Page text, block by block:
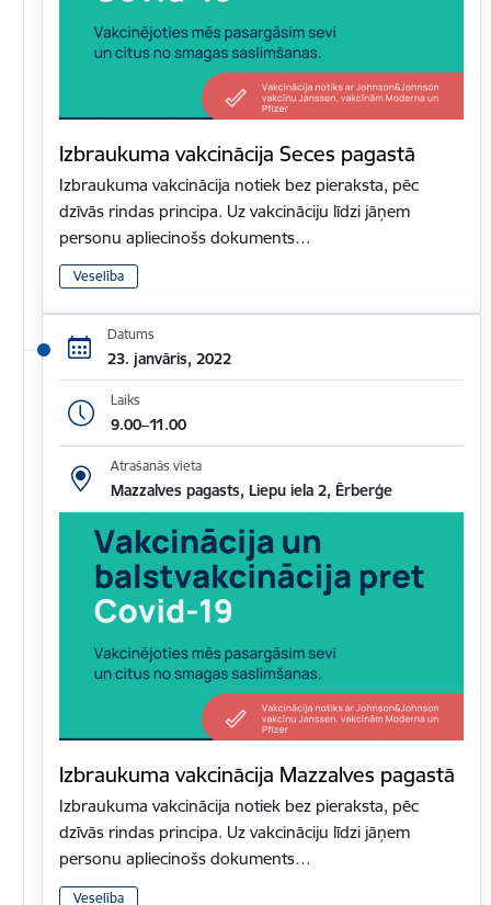
Izbraukuma vakcinācija Seces pagastā
Izbraukuma vakcinācija notiek bez pieraksta, pēc
dzīvās rindas principa. Uz vakcināciju līdzi jāņem
personu apliecinošs dokuments…
Veselība
Datums
23. janvāris, 2022
Laiks
9.00–11.00
Atrašanās vieta
Mazzalves pagasts, Liepu iela 2, Ērberģe
Izbraukuma vakcinācija Mazzalves pagastā
Izbraukuma vakcinācija notiek bez pieraksta, pēc
dzīvās rindas principa. Uz vakcināciju līdzi jāņem
personu apliecinošs dokuments…
Veselība